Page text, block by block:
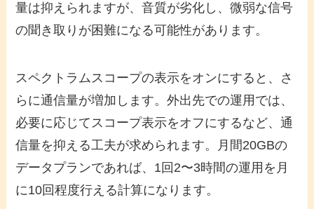
量は抑えられますが、音質が劣化し、微弱な信号
の聞き取りが困難になる可能性があります。
スペクトラムスコープの表示をオンにすると、さ
らに通信量が増加します。外出先での運用では、
必要に応じてスコープ表示をオフにするなど、通
信量を抑える工夫が求められます。月間20GBの
データプランであれば、1回2〜3時間の運用を月
に10回程度行える計算になります。